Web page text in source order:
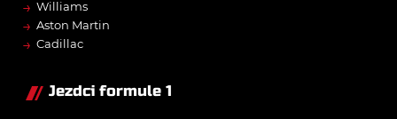
→ Williams
→ Aston Martin
→ Cadillac
Jezdci formule 1